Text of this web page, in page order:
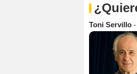
Toni Servillo